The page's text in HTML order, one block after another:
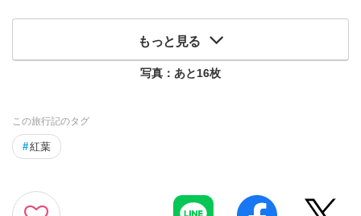
もっと見る
写真：あと16枚
この旅行記のタグ
#紅葉